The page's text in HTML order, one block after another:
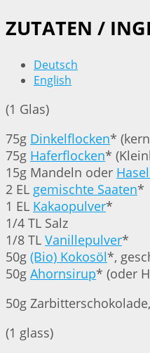
ZUTATEN /
Deutsch
English
(1 Glas)
75g Dinkelflocken*
75g Haferflocken*
15g Mandeln oder
2 EL gemischte Saaten*
1 EL Kakaopulver*
1/4 TL Salz
1/8 TL Vanillepulver*
50g (Bio) Kokosöl*,
50g Ahornsirup* (oder
50g
(1 glass)